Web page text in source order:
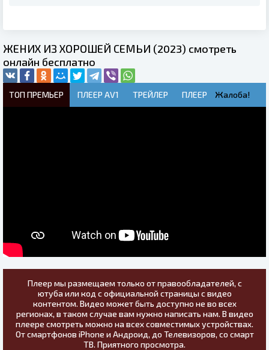
ЖЕНИХ ИЗ ХОРОШЕЙ СЕМЬИ (2023) смотреть
онлайн бесплатно
ТОП ПРЕМЬЕР ПЛЕЕР AV1 ТРЕЙЛЕР ПЛЕЕР Жалоба!
Плеер мы размещаем только от правообладателей, с
ютуба или код с официальной страницы с видео
контентом. Видео может быть доступно не во всех
регионах, в таком случае вам нужно написать нам. В видео
плеере смотреть можно на всех совместимых устройствах.
От смартфонов iPhone и Андроид, до Телевизоров, со смарт
ТВ. Приятного просмотра.